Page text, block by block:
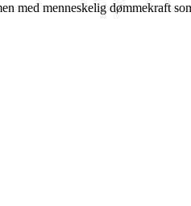
med menneskelig dømmekraft